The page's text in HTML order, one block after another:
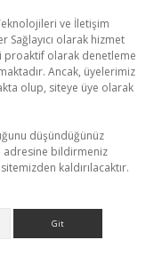
ve İletişim
Sağlayıcı olarak hizmet
proaktif olarak denetleme
Ancak, üyelerimiz
olup, siteye üye olarak
düşündüğünüz
adresine bildirmeniz
kaldırılacaktır.